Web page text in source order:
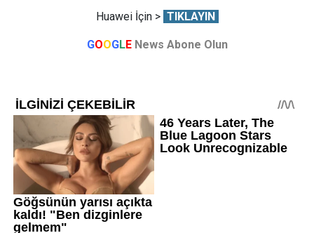
Huawei İçin > TIKLAYIN
GOOGLE News Abone Olun